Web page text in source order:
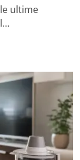
ultime